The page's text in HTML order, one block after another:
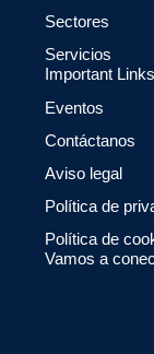
Sectores
Servicios
Important Links
Eventos
Contáctanos
Aviso legal
Política de
Política de
Vamos a